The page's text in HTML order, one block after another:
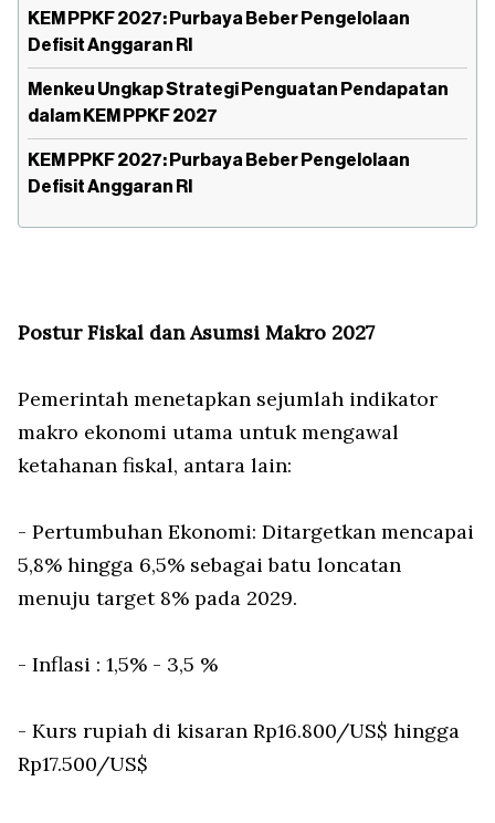
KEM PPKF 2027: Purbaya ⁠⁠Beber Pengelolaan
Defisit Anggaran RI
Menkeu Ungkap Strategi Penguatan Pendapatan
dalam KEM PPKF 2027
KEM PPKF 2027: Purbaya ⁠⁠Beber Pengelolaan
Defisit Anggaran RI
Postur Fiskal dan Asumsi Makro 2027
Pemerintah menetapkan sejumlah indikator
makro ekonomi utama untuk mengawal
ketahanan fiskal, antara lain:
- Pertumbuhan Ekonomi: Ditargetkan mencapai
5,8% hingga 6,5% sebagai batu loncatan
menuju target 8% pada 2029.
- Inflasi : 1,5% - 3,5 %
- Kurs rupiah di kisaran Rp16.800/US$ hingga
Rp17.500/US$